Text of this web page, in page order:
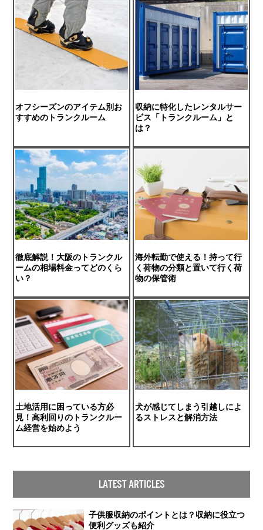
オフシーズンのアイテム別お
すすめのトランクルーム
収納に特化したレンタルサー
ビス「トランクルーム」と
は？
徹底解説！大阪のトランクル
ームの相場料金ってどのくら
い？
海外転勤で使える！持って行
く荷物の分類と置いて行く荷
物の保管術
土地活用に困っている方必
見！高利回りのトランクルー
ム経営を始めよう
犬が感じてしまう引越しによ
るストレスと解消方法
LATEST ARTICLES
子供服収納のポイントとは？収納に役立つ
便利グッズも紹介